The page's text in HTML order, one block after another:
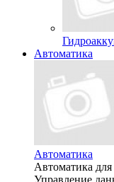
Автоматика
Автоматика
Автоматика
Управление